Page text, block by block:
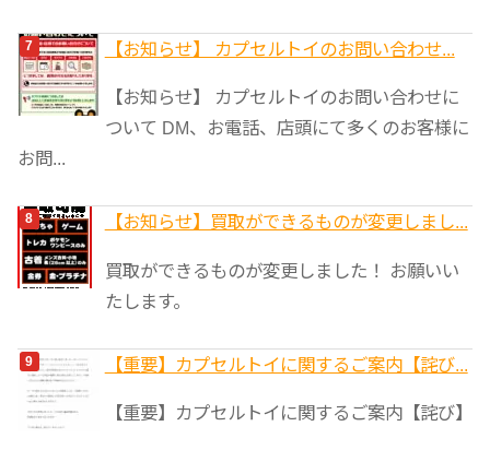
【お知らせ】 カプセルトイのお問い合わせ...
【お知らせ】 カプセルトイのお問い合わせに
ついて DM、お電話、店頭にて多くのお客様に
お問...
【お知らせ】買取ができるものが変更しまし...
買取ができるものが変更しました！ お願いい
たします。
【重要】カプセルトイに関するご案内【詫び...
【重要】カプセルトイに関するご案内【詫び】